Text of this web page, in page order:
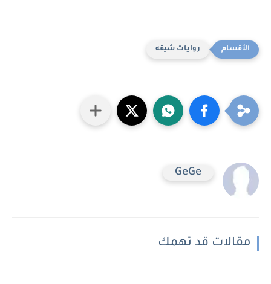
روايات شيقه
GeGe
مقالات قد تهمك